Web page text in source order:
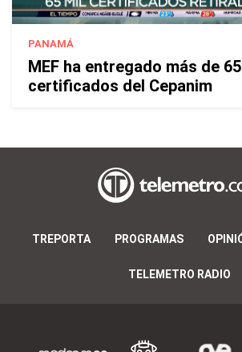
PANAMÁ
MEF ha entregado más de
certificados del Cepanim
TREPORTA PROGRAMAS
TELEMETRO RADIO